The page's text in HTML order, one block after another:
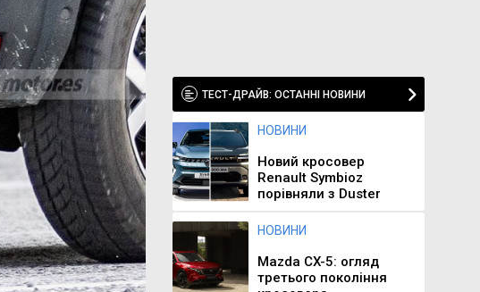
ТЕСТ-ДРАЙВ: ОСТАННІ НОВИНИ
НОВИНИ
Новий кросовер
Renault Symbioz
порівняли з Duster
НОВИНИ
Mazda CX-5: огляд
третього покоління